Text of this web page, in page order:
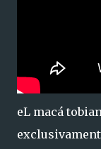
eL macá